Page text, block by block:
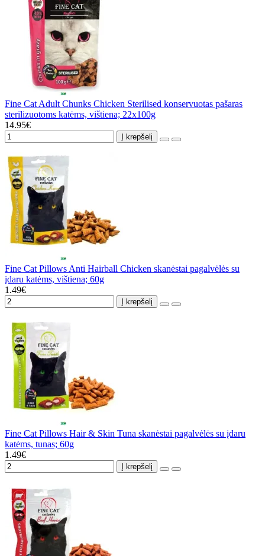
Fine Cat Adult Chunks Chicken Sterilised konservuotas pašaras
sterilizuotoms katėms, vištiena; 22x100g
14.95€
Į krepšelį
Fine Cat Pillows Anti Hairball Chicken skanėstai pagalvėlės su
įdaru katėms, vištiena; 60g
1.49€
Į krepšelį
Fine Cat Pillows Hair & Skin Tuna skanėstai pagalvėlės su įdaru
katėms, tunas; 60g
1.49€
Į krepšelį